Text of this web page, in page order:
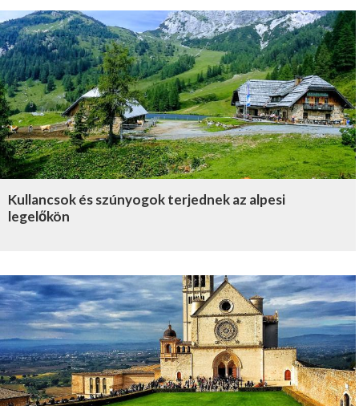
Kullancsok és szúnyogok terjednek az alpesi
legelőkön